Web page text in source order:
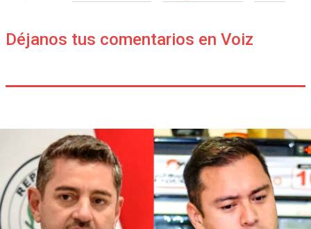
Déjanos tus comentarios en Voiz